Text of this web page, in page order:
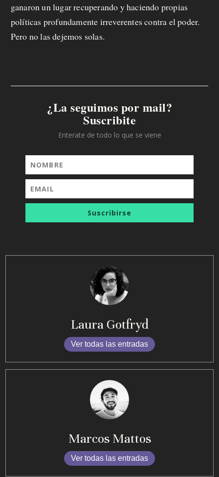
ganaron un lugar recuperando y haciendo propias
políticas profundamente irreverentes contra el poder.
Pero no las dejemos solas.
¿La seguimos por mail?
Suscribite
Enterate de todo lo que se viene
Suscribirse
Laura Gotfryd
Ver todas las entradas
Marcos Mattos
Ver todas las entradas